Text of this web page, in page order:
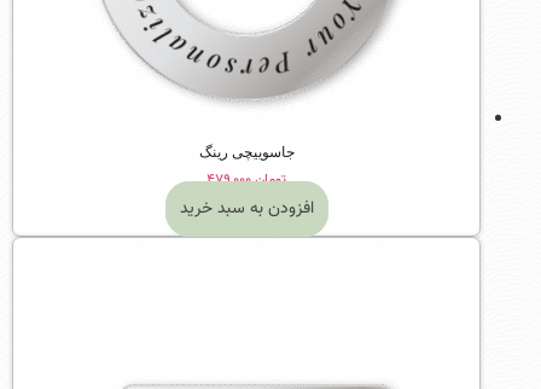
جاسوییچی رینگ
تومان۴۷۹,۰۰۰
افزودن به سبد خرید